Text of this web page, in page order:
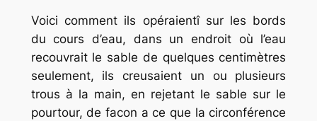
Voici comment ils opéraientî sur les bords
du cours d’eau, dans un endroit où l’eau
recouvrait le sable de quelques centimètres
seulement, ils creusaient un ou plusieurs
trous à la main, en rejetant le sable sur le
pourtour, de facon a ce que la circonférence